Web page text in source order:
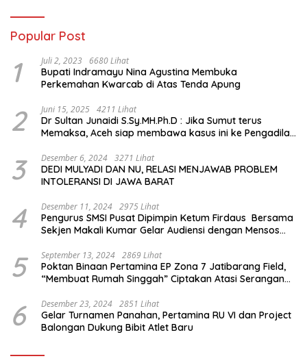
Popular Post
1 Juli 2, 2023 6680 Lihat
Bupati Indramayu Nina Agustina Membuka
Perkemahan Kwarcab di Atas Tenda Apung
2 Juni 15, 2025 4211 Lihat
Dr Sultan Junaidi S.Sy.MH.Ph.D : Jika Sumut terus
Memaksa, Aceh siap membawa kasus ini ke Pengadilan
3 Desember 6, 2024 3271 Lihat
DEDI MULYADI DAN NU, RELASI MENJAWAB PROBLEM
INTOLERANSI DI JAWA BARAT
4 Desember 11, 2024 2975 Lihat
Pengurus SMSI Pusat Dipimpin Ketum Firdaus Bersama
Sekjen Makali Kumar Gelar Audiensi dengan Mensos
5 September 13, 2024 2869 Lihat
Poktan Binaan Pertamina EP Zona 7 Jatibarang Field,
“Membuat Rumah Singgah” Ciptakan Atasi Serangan
6 Desember 23, 2024 2851 Lihat
Gelar Turnamen Panahan, Pertamina RU VI dan Project
Balongan Dukung Bibit Atlet Baru